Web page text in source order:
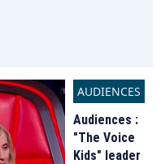
AUDIENCES
Audiences :
"The Voice
Kids" leader